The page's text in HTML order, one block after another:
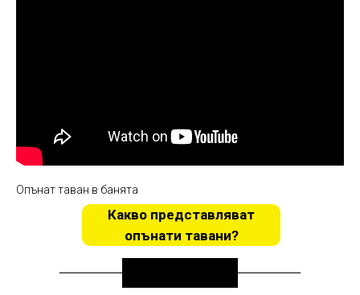
Опънат таван в банята
Какво представляват
опънати тавани?